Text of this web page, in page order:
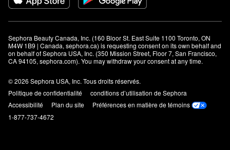
Sephora Beauty Canada, Inc. (160 Bloor St. East Suite 1100 Toronto, ON
M4W 1B9 | Canada, sephora.ca) is requesting consent on its own behalf and
on behalf of Sephora USA, Inc. (350 Mission Street, Floor 7, San Francisco,
CA 94105, sephora.com). You may withdraw your consent at any time.
© 2026 Sephora USA, Inc. Tous droits réservés.
Politique de confidentialité
conditions d’utilisation de Sephora
Accessibilité
Plan du site
Préférences en matière de témoins
1-877-737-4672